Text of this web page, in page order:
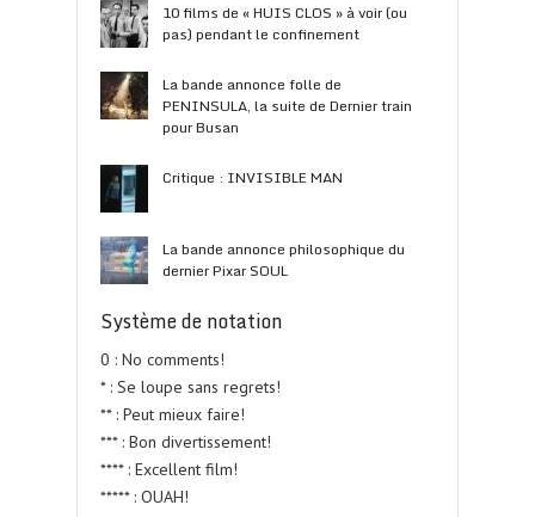
10 films de « HUIS CLOS » à voir (ou
pas) pendant le confinement
La bande annonce folle de
PENINSULA, la suite de Dernier train
pour Busan
Critique : INVISIBLE MAN
La bande annonce philosophique du
dernier Pixar SOUL
Système de notation
0 : No comments!
* : Se loupe sans regrets!
** : Peut mieux faire!
*** : Bon divertissement!
**** : Excellent film!
***** : OUAH!